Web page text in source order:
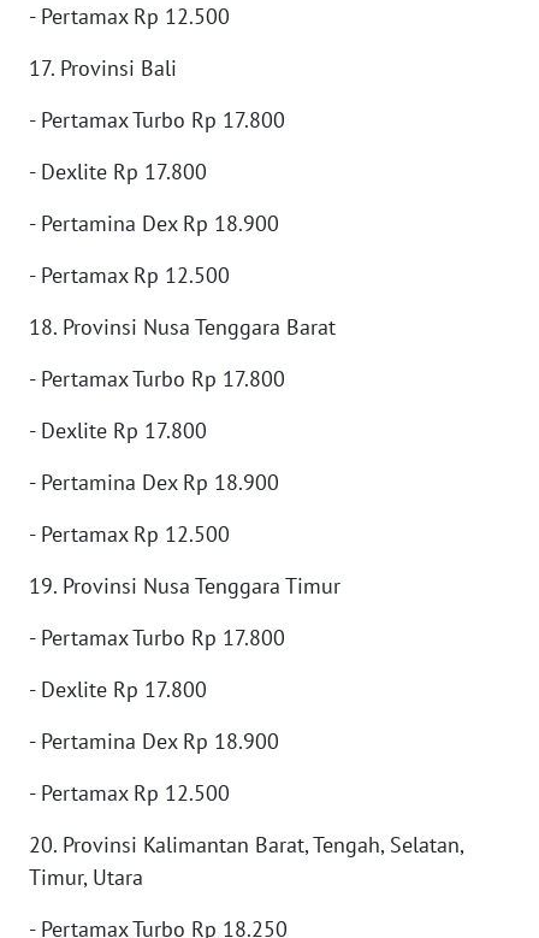
- Pertamax Rp 12.500
17. Provinsi Bali
- Pertamax Turbo Rp 17.800
- Dexlite Rp 17.800
- Pertamina Dex Rp 18.900
- Pertamax Rp 12.500
18. Provinsi Nusa Tenggara Barat
- Pertamax Turbo Rp 17.800
- Dexlite Rp 17.800
- Pertamina Dex Rp 18.900
- Pertamax Rp 12.500
19. Provinsi Nusa Tenggara Timur
- Pertamax Turbo Rp 17.800
- Dexlite Rp 17.800
- Pertamina Dex Rp 18.900
- Pertamax Rp 12.500
20. Provinsi Kalimantan Barat, Tengah, Selatan,
Timur, Utara
- Pertamax Turbo Rp 18.250
WN
LAWAS
SUMEDANG
WN
WN
KEPULAUAN
WN
BINJAI
CIREBON
WN
WN
WN